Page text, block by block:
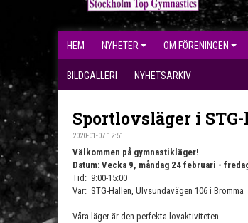
HEM NYHETER OM FÖRENINGEN
BILDGALLERI NYHETSARKIV
Sportlovsläger i
2020-01-07 12:51
Välkommen på gymnastikläger!
Datum: Vecka 9, måndag 24 februari -
Tid: 9:00-15:00
Var: STG-Hallen, Ulvsundavägen 106 i Bromma
Våra läger är den perfekta lovaktiviteten.